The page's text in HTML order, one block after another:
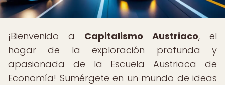
¡Bienvenido a Capitalismo Austriaco, el
hogar de la exploración profunda y
apasionada de la Escuela Austriaca de
Economía! Sumérgete en un mundo de ideas